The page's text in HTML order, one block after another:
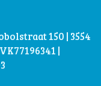
150 | 3554
|